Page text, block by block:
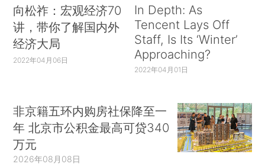
向松祚：宏观经济70
讲，带你了解国内外
经济大局
2022年04月06日
In Depth: As
Tencent Lays Off
Staff, Is Its ‘Winter’
Approaching?
2022年04月01日
非京籍五环内购房社保降至一
年 北京市公积金最高可贷340
万元
2026年08月08日